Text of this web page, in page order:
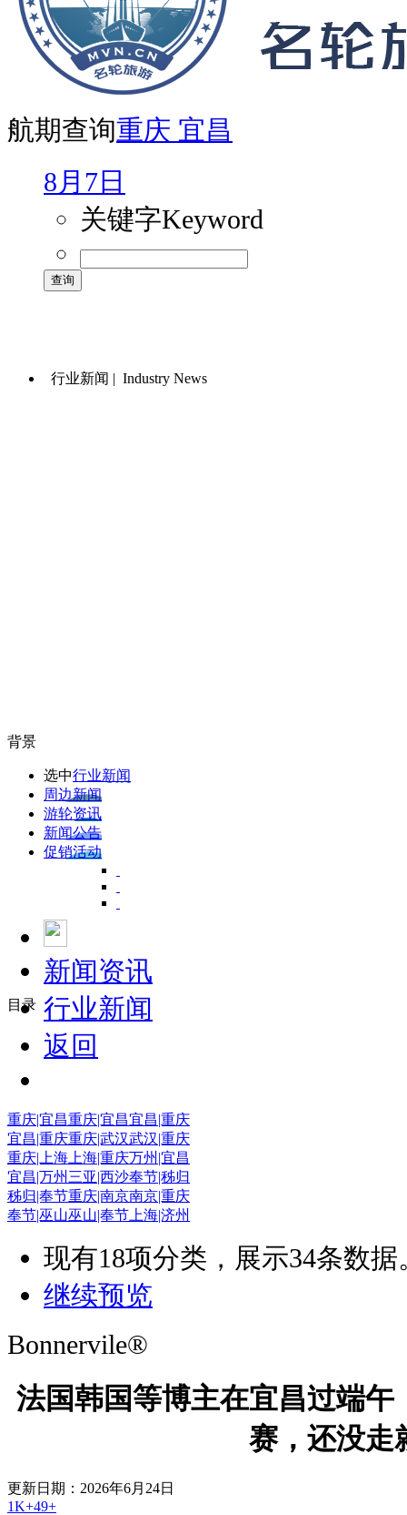
航期查询重庆 宜昌
8月7日
关键字Keyword
行业新闻 | Industry News
背景
选中行业新闻
周边新闻
游轮资讯
新闻公告
促销活动
目录
新闻资讯
行业新闻
返回
重庆|宜昌重庆|宜昌宜昌|重庆
宜昌|重庆重庆|武汉武汉|重庆
重庆|上海 上海|重庆万州|宜昌
宜昌|万州 三亚|西沙奉节|秭归
秭归|奉节重庆|南京南京|重庆
奉节|巫山巫山|奉节 上海|济州
现有18项分类，展示34条数据
继续预览
Bonnervile®
法国韩国等博主在宜昌过端
赛，还没走
更新日期：2026年6月24日
1K+49+